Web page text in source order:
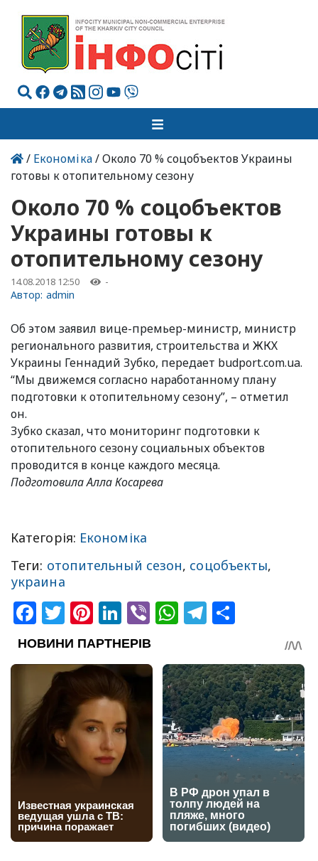
/ Економіка/ Около 70 % соцобъектов Украины
готовы к отопительному сезону
Около 70 % соцобъектов
Украины готовы к
отопительному сезону
14.08.2018 12:50 -
Автор: admin
Об этом заявил вице-премьер-министр, министр
регионального развития, строительства и ЖКХ
Украины Геннадий Зубко, передает budport.com.ua.
“Мы движемся согласно наработанному плану
подготовки к отопительному сезону”, – отметил
он.
Зубко сказал, что мониторинг подготовки к
отопительного сезону социальных объектов
проводится в конце каждого месяца.
Подготовила Алла Косарева
Категорія: Економіка
Теги: отопительный сезон, соцобъекты,
украина
Facebook
Twitter
Pinterest
LinkedIn
ViberWhatsApp
Telegram